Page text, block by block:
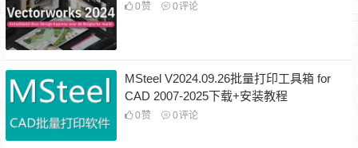
0 赞 0评论
MSteel V2024.09.26批量打印工具箱 for
CAD 2007-2025下载+安装教程
0 赞 0评论